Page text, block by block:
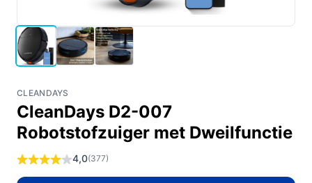
CLEANDAYS
CleanDays D2-007
Robotstofzuiger met Dweilfunctie
4,0(377)